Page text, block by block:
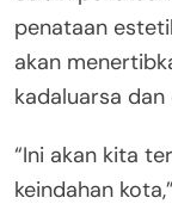
penataan
akan
kadaluarsa
“Ini akan kita
keindahan